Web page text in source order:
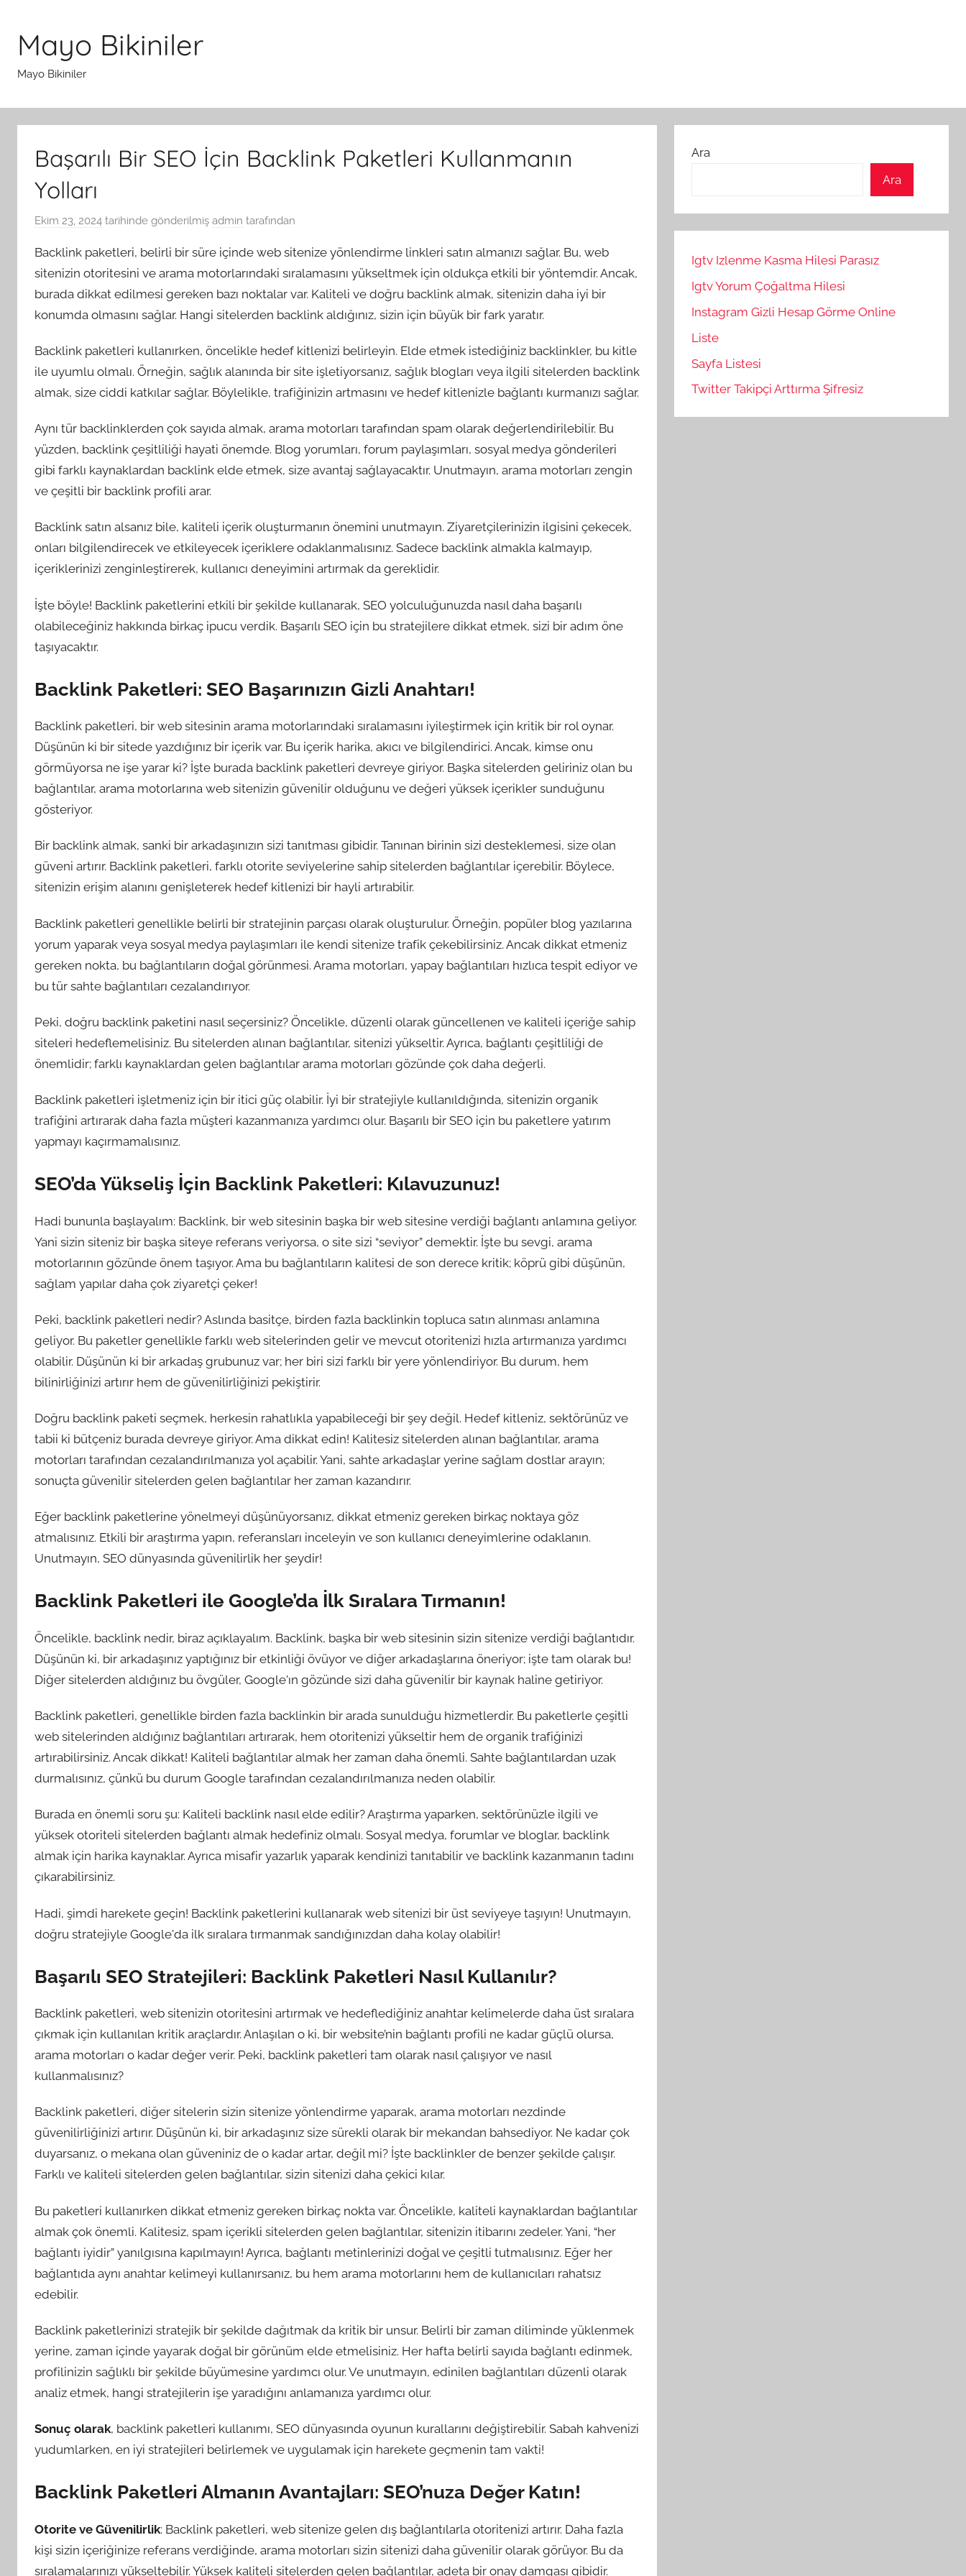
Mayo Bikiniler
Mayo Bikiniler
Başarılı Bir SEO İçin Backlink Paketleri Kullanmanın
Yolları
Ekim 23, 2024 tarihinde gönderilmiş admin tarafından
Backlink paketleri, belirli bir süre içinde web sitenize yönlendirme linkleri satın almanızı sağlar. Bu, web
sitenizin otoritesini ve arama motorlarındaki sıralamasını yükseltmek için oldukça etkili bir yöntemdir. Ancak,
burada dikkat edilmesi gereken bazı noktalar var. Kaliteli ve doğru backlink almak, sitenizin daha iyi bir
konumda olmasını sağlar. Hangi sitelerden backlink aldığınız, sizin için büyük bir fark yaratır.
Backlink paketleri kullanırken, öncelikle hedef kitlenizi belirleyin. Elde etmek istediğiniz backlinkler, bu kitle
ile uyumlu olmalı. Örneğin, sağlık alanında bir site işletiyorsanız, sağlık blogları veya ilgili sitelerden backlink
almak, size ciddi katkılar sağlar. Böylelikle, trafiğinizin artmasını ve hedef kitlenizle bağlantı kurmanızı sağlar.
Aynı tür backlinklerden çok sayıda almak, arama motorları tarafından spam olarak değerlendirilebilir. Bu
yüzden, backlink çeşitliliği hayati önemde. Blog yorumları, forum paylaşımları, sosyal medya gönderileri
gibi farklı kaynaklardan backlink elde etmek, size avantaj sağlayacaktır. Unutmayın, arama motorları zengin
ve çeşitli bir backlink profili arar.
Backlink satın alsanız bile, kaliteli içerik oluşturmanın önemini unutmayın. Ziyaretçilerinizin ilgisini çekecek,
onları bilgilendirecek ve etkileyecek içeriklere odaklanmalısınız. Sadece backlink almakla kalmayıp,
içeriklerinizi zenginleştirerek, kullanıcı deneyimini artırmak da gereklidir.
İşte böyle! Backlink paketlerini etkili bir şekilde kullanarak, SEO yolculuğunuzda nasıl daha başarılı
olabileceğiniz hakkında birkaç ipucu verdik. Başarılı SEO için bu stratejilere dikkat etmek, sizi bir adım öne
taşıyacaktır.
Backlink Paketleri: SEO Başarınızın Gizli Anahtarı!
Backlink paketleri, bir web sitesinin arama motorlarındaki sıralamasını iyileştirmek için kritik bir rol oynar.
Düşünün ki bir sitede yazdığınız bir içerik var. Bu içerik harika, akıcı ve bilgilendirici. Ancak, kimse onu
görmüyorsa ne işe yarar ki? İşte burada backlink paketleri devreye giriyor. Başka sitelerden geliriniz olan bu
bağlantılar, arama motorlarına web sitenizin güvenilir olduğunu ve değeri yüksek içerikler sunduğunu
gösteriyor.
Bir backlink almak, sanki bir arkadaşınızın sizi tanıtması gibidir. Tanınan birinin sizi desteklemesi, size olan
güveni artırır. Backlink paketleri, farklı otorite seviyelerine sahip sitelerden bağlantılar içerebilir. Böylece,
sitenizin erişim alanını genişleterek hedef kitlenizi bir hayli artırabilir.
Backlink paketleri genellikle belirli bir stratejinin parçası olarak oluşturulur. Örneğin, popüler blog yazılarına
yorum yaparak veya sosyal medya paylaşımları ile kendi sitenize trafik çekebilirsiniz. Ancak dikkat etmeniz
gereken nokta, bu bağlantıların doğal görünmesi. Arama motorları, yapay bağlantıları hızlıca tespit ediyor ve
bu tür sahte bağlantıları cezalandırıyor.
Peki, doğru backlink paketini nasıl seçersiniz? Öncelikle, düzenli olarak güncellenen ve kaliteli içeriğe sahip
siteleri hedeflemelisiniz. Bu sitelerden alınan bağlantılar, sitenizi yükseltir. Ayrıca, bağlantı çeşitliliği de
önemlidir; farklı kaynaklardan gelen bağlantılar arama motorları gözünde çok daha değerli.
Backlink paketleri işletmeniz için bir itici güç olabilir. İyi bir stratejiyle kullanıldığında, sitenizin organik
trafiğini artırarak daha fazla müşteri kazanmanıza yardımcı olur. Başarılı bir SEO için bu paketlere yatırım
yapmayı kaçırmamalısınız.
SEO’da Yükseliş İçin Backlink Paketleri: Kılavuzunuz!
Hadi bununla başlayalım: Backlink, bir web sitesinin başka bir web sitesine verdiği bağlantı anlamına geliyor.
Yani sizin siteniz bir başka siteye referans veriyorsa, o site sizi “seviyor” demektir. İşte bu sevgi, arama
motorlarının gözünde önem taşıyor. Ama bu bağlantıların kalitesi de son derece kritik; köprü gibi düşünün,
sağlam yapılar daha çok ziyaretçi çeker!
Peki, backlink paketleri nedir? Aslında basitçe, birden fazla backlinkin topluca satın alınması anlamına
geliyor. Bu paketler genellikle farklı web sitelerinden gelir ve mevcut otoritenizi hızla artırmanıza yardımcı
olabilir. Düşünün ki bir arkadaş grubunuz var; her biri sizi farklı bir yere yönlendiriyor. Bu durum, hem
bilinirliğinizi artırır hem de güvenilirliğinizi pekiştirir.
Doğru backlink paketi seçmek, herkesin rahatlıkla yapabileceği bir şey değil. Hedef kitleniz, sektörünüz ve
tabii ki bütçeniz burada devreye giriyor. Ama dikkat edin! Kalitesiz sitelerden alınan bağlantılar, arama
motorları tarafından cezalandırılmanıza yol açabilir. Yani, sahte arkadaşlar yerine sağlam dostlar arayın;
sonuçta güvenilir sitelerden gelen bağlantılar her zaman kazandırır.
Eğer backlink paketlerine yönelmeyi düşünüyorsanız, dikkat etmeniz gereken birkaç noktaya göz
atmalısınız. Etkili bir araştırma yapın, referansları inceleyin ve son kullanıcı deneyimlerine odaklanın.
Unutmayın, SEO dünyasında güvenilirlik her şeydir!
Backlink Paketleri ile Google’da İlk Sıralara Tırmanın!
Öncelikle, backlink nedir, biraz açıklayalım. Backlink, başka bir web sitesinin sizin sitenize verdiği bağlantıdır.
Düşünün ki, bir arkadaşınız yaptığınız bir etkinliği övüyor ve diğer arkadaşlarına öneriyor; işte tam olarak bu!
Diğer sitelerden aldığınız bu övgüler, Google'ın gözünde sizi daha güvenilir bir kaynak haline getiriyor.
Backlink paketleri, genellikle birden fazla backlinkin bir arada sunulduğu hizmetlerdir. Bu paketlerle çeşitli
web sitelerinden aldığınız bağlantıları artırarak, hem otoritenizi yükseltir hem de organik trafiğinizi
artırabilirsiniz. Ancak dikkat! Kaliteli bağlantılar almak her zaman daha önemli. Sahte bağlantılardan uzak
durmalısınız, çünkü bu durum Google tarafından cezalandırılmanıza neden olabilir.
Burada en önemli soru şu: Kaliteli backlink nasıl elde edilir? Araştırma yaparken, sektörünüzle ilgili ve
yüksek otoriteli sitelerden bağlantı almak hedefiniz olmalı. Sosyal medya, forumlar ve bloglar, backlink
almak için harika kaynaklar. Ayrıca misafir yazarlık yaparak kendinizi tanıtabilir ve backlink kazanmanın tadını
çıkarabilirsiniz.
Hadi, şimdi harekete geçin! Backlink paketlerini kullanarak web sitenizi bir üst seviyeye taşıyın! Unutmayın,
doğru stratejiyle Google'da ilk sıralara tırmanmak sandığınızdan daha kolay olabilir!
Başarılı SEO Stratejileri: Backlink Paketleri Nasıl Kullanılır?
Backlink paketleri, web sitenizin otoritesini artırmak ve hedeflediğiniz anahtar kelimelerde daha üst sıralara
çıkmak için kullanılan kritik araçlardır. Anlaşılan o ki, bir website’nin bağlantı profili ne kadar güçlü olursa,
arama motorları o kadar değer verir. Peki, backlink paketleri tam olarak nasıl çalışıyor ve nasıl
kullanmalısınız?
Backlink paketleri, diğer sitelerin sizin sitenize yönlendirme yaparak, arama motorları nezdinde
güvenilirliğinizi artırır. Düşünün ki, bir arkadaşınız size sürekli olarak bir mekandan bahsediyor. Ne kadar çok
duyarsanız, o mekana olan güveniniz de o kadar artar, değil mi? İşte backlinkler de benzer şekilde çalışır.
Farklı ve kaliteli sitelerden gelen bağlantılar, sizin sitenizi daha çekici kılar.
Bu paketleri kullanırken dikkat etmeniz gereken birkaç nokta var. Öncelikle, kaliteli kaynaklardan bağlantılar
almak çok önemli. Kalitesiz, spam içerikli sitelerden gelen bağlantılar, sitenizin itibarını zedeler. Yani, “her
bağlantı iyidir” yanılgısına kapılmayın! Ayrıca, bağlantı metinlerinizi doğal ve çeşitli tutmalısınız. Eğer her
bağlantıda aynı anahtar kelimeyi kullanırsanız, bu hem arama motorlarını hem de kullanıcıları rahatsız
edebilir.
Backlink paketlerinizi stratejik bir şekilde dağıtmak da kritik bir unsur. Belirli bir zaman diliminde yüklenmek
yerine, zaman içinde yayarak doğal bir görünüm elde etmelisiniz. Her hafta belirli sayıda bağlantı edinmek,
profilinizin sağlıklı bir şekilde büyümesine yardımcı olur. Ve unutmayın, edinilen bağlantıları düzenli olarak
analiz etmek, hangi stratejilerin işe yaradığını anlamanıza yardımcı olur.
Sonuç olarak, backlink paketleri kullanımı, SEO dünyasında oyunun kurallarını değiştirebilir. Sabah kahvenizi
yudumlarken, en iyi stratejileri belirlemek ve uygulamak için harekete geçmenin tam vakti!
Backlink Paketleri Almanın Avantajları: SEO’nuza Değer Katın!
Otorite ve Güvenilirlik: Backlink paketleri, web sitenize gelen dış bağlantılarla otoritenizi artırır. Daha fazla
kişi sizin içeriğinize referans verdiğinde, arama motorları sizin sitenizi daha güvenilir olarak görüyor. Bu da
sıralamalarınızı yükseltebilir. Yüksek kaliteli sitelerden gelen bağlantılar, adeta bir onay damgası gibidir.
Ara
Ara
Igtv Izlenme Kasma Hilesi Parasız
Igtv Yorum Çoğaltma Hilesi
Instagram Gizli Hesap Görme Online
Liste
Sayfa Listesi
Twitter Takipçi Arttırma Şifresiz